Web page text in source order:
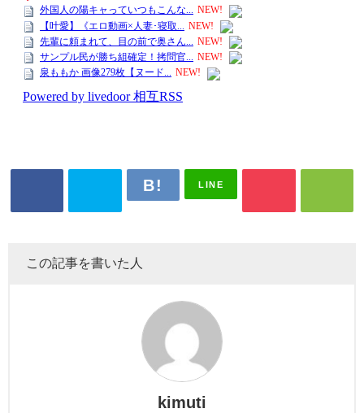
LINE
この記事を書いた人
kimuti